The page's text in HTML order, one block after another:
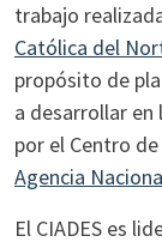
trabajo
Católica del
propósito de
a desarrollar
por el Centro
Agencia
El CIADES es